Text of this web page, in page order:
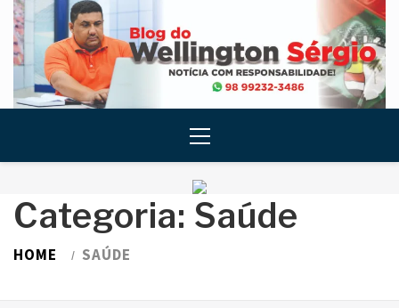
Skip
content
Menu
Categoria: Saúde
HOME SAÚDE